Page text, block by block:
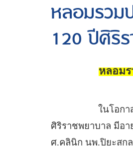
หลอมรวม
120 ปีศิริร
หลอมร
ในโอกาส
ศิริราชพยาบาล มีอา
ศ.คลินิก นพ.ปิยะสก